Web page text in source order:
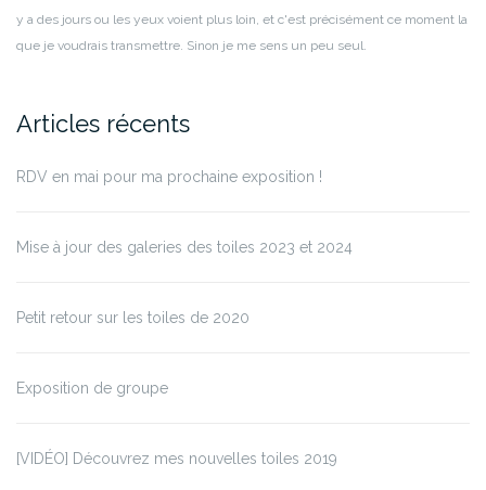
y a des jours ou les yeux voient plus loin, et c'est précisément ce moment la
que je voudrais transmettre. Sinon je me sens un peu seul.
Articles récents
RDV en mai pour ma prochaine exposition !
Mise à jour des galeries des toiles 2023 et 2024
Petit retour sur les toiles de 2020
Exposition de groupe
[VIDÉO] Découvrez mes nouvelles toiles 2019